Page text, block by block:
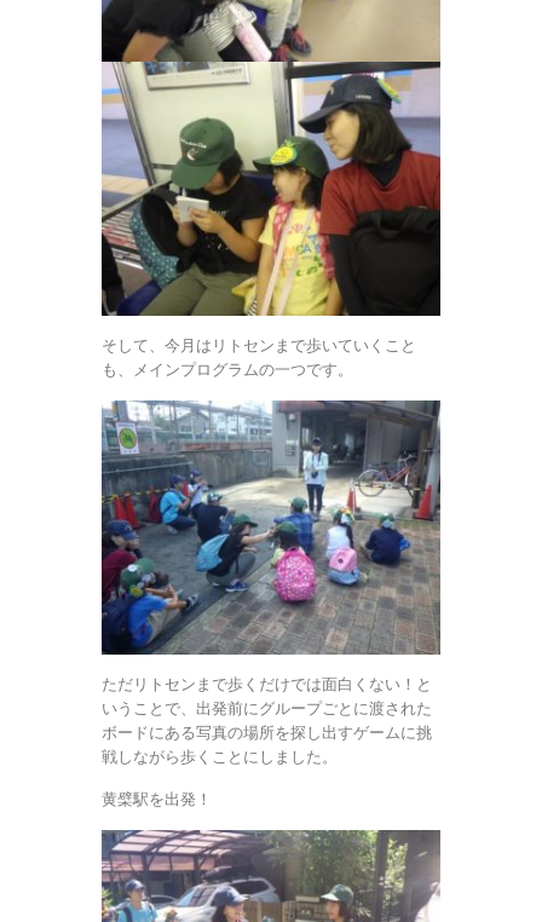
そして、今月はリトセンまで歩いていくこと
も、メインプログラムの一つです。
ただリトセンまで歩くだけでは面白くない！と
いうことで、出発前にグループごとに渡された
ボードにある写真の場所を探し出すゲームに挑
戦しながら歩くことにしました。
黄檗駅を出発！